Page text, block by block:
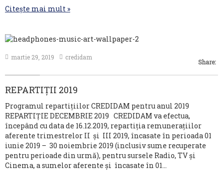
Citește mai mult »
martie 29, 2019 credidam
Share:
REPARTIȚII 2019
Programul repartițiilor CREDIDAM pentru anul 2019
REPARTIȚIE DECEMBRIE 2019 CREDIDAM va efectua,
începând cu data de 16.12.2019, repartiția remunerațiilor
aferente trimestrelor II și III 2019, încasate în perioada 01
iunie 2019 – 30 noiembrie 2019 (inclusiv sume recuperate
pentru perioade din urmă), pentru sursele Radio, TV și
Cinema, a sumelor aferente și încasate în 01…